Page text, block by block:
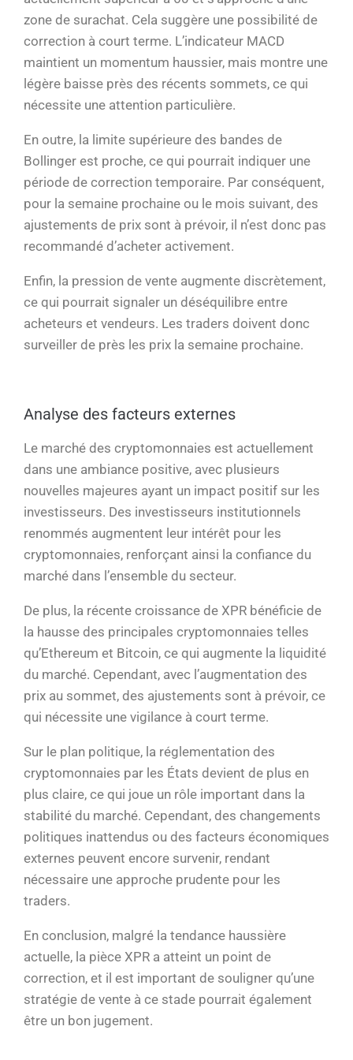
zone de surachat. Cela suggère une possibilité de
correction à court terme. L’indicateur MACD
maintient un momentum haussier, mais montre une
légère baisse près des récents sommets, ce qui
nécessite une attention particulière.
En outre, la limite supérieure des bandes de
Bollinger est proche, ce qui pourrait indiquer une
période de correction temporaire. Par conséquent,
pour la semaine prochaine ou le mois suivant, des
ajustements de prix sont à prévoir, il n’est donc pas
recommandé d’acheter activement.
Enfin, la pression de vente augmente discrètement,
ce qui pourrait signaler un déséquilibre entre
acheteurs et vendeurs. Les traders doivent donc
surveiller de près les prix la semaine prochaine.
Analyse des facteurs externes
Le marché des cryptomonnaies est actuellement
dans une ambiance positive, avec plusieurs
nouvelles majeures ayant un impact positif sur les
investisseurs. Des investisseurs institutionnels
renommés augmentent leur intérêt pour les
cryptomonnaies, renforçant ainsi la confiance du
marché dans l’ensemble du secteur.
De plus, la récente croissance de XPR bénéficie de
la hausse des principales cryptomonnaies telles
qu’Ethereum et Bitcoin, ce qui augmente la liquidité
du marché. Cependant, avec l’augmentation des
prix au sommet, des ajustements sont à prévoir, ce
qui nécessite une vigilance à court terme.
Sur le plan politique, la réglementation des
cryptomonnaies par les États devient de plus en
plus claire, ce qui joue un rôle important dans la
stabilité du marché. Cependant, des changements
politiques inattendus ou des facteurs économiques
externes peuvent encore survenir, rendant
nécessaire une approche prudente pour les
traders.
En conclusion, malgré la tendance haussière
actuelle, la pièce XPR a atteint un point de
correction, et il est important de souligner qu’une
stratégie de vente à ce stade pourrait également
être un bon jugement.